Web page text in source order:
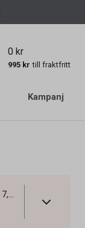
0 kr
995 kr till fraktfritt
Kampanj